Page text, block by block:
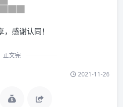
感谢认同！
正文完
2021-11-26